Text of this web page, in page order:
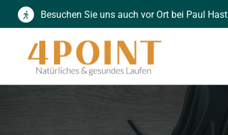
Zum
springen
Besuchen Sie uns auch vor Ort bei Paul Hast